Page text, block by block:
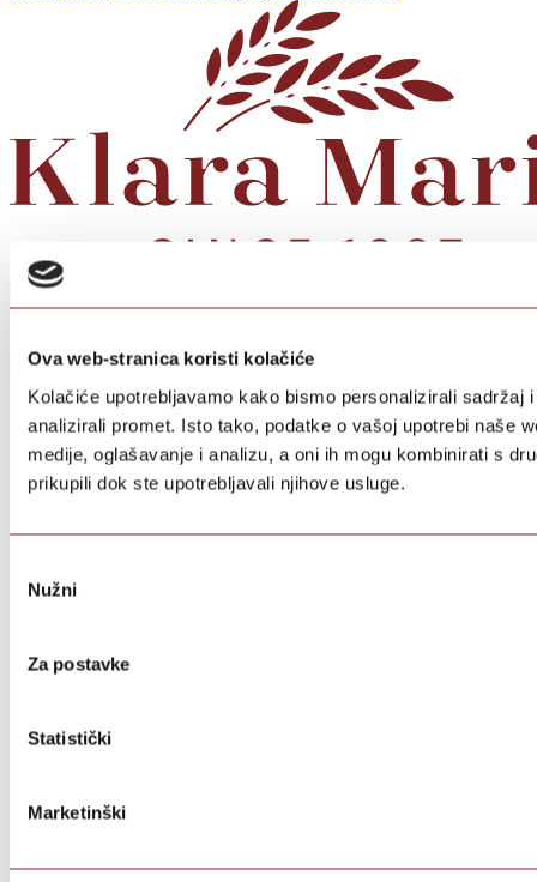
Ova web-stranica koristi kolačiće
Kolačiće upotrebljavamo kako bismo personalizirali sadržaj
analizirali promet. Isto tako, podatke o vašoj upotrebi naše
medije, oglašavanje i analizu, a oni ih mogu kombinirati s
prikupili dok ste upotrebljavali njihove usluge.
pristanka
Nužni
Za postavke
Statistički
Marketinški
© 2026 KlaraMarić.hr